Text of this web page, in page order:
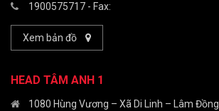
1900575717 - Fax:
Xem bản đồ
HEAD TÂM ANH 1
1080 Hùng Vương – Xã Di Linh – Lâm Đồng